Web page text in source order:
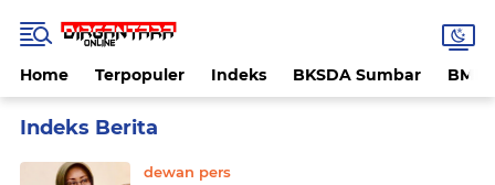
Home Terpopuler Indeks BKSDA Sumbar
dewan pers